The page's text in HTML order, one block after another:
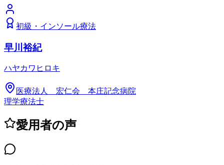
初級 ・ インソール療法
早川裕紀
ハヤカワヒロキ
医療法人 宏仁会 本庄記念病院
理学療法士
愛用者の声